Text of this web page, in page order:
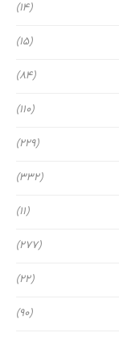
(14)
(15)
(84)
(110)
(229)
(332)
(11)
(277)
(22)
(90)